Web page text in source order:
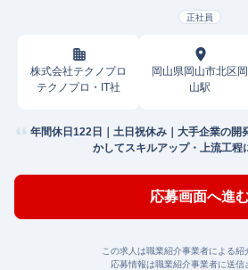
正社員
株式会社テクノプロ
テクノプロ・IT社
岡山県岡山市北区岡
山駅
年間休日122日｜土日祝休み｜大手企業の開
かしてスキルアップ・上流工程
応募画面へ進
この求人は職業紹介事業者による紹
応募情報は職業紹介事業者に送信